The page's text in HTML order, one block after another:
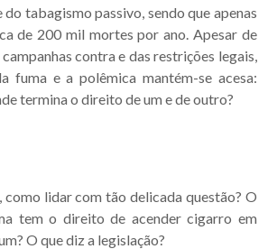
tabagismo passivo, sendo que apenas
de 200 mil mortes por ano. Apesar de
contra e das restrições legais,
fuma e a polêmica mantém-se acesa:
termina o direito de um e de outro?
como lidar com tão delicada questão? O
tem o direito de acender cigarro em
O que diz a legislação?